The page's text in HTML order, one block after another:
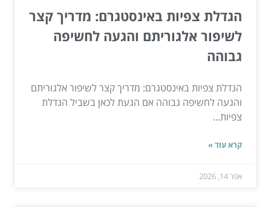
הגדלת צפיות באינסטגרם: מדריך קצר
לשיפור אלגוריתם והגעה לחשיפה
גבוהה
הגדלת צפיות באינסטגרם: מדריך קצר לשיפור אלגוריתם
והגעה לחשיפה גבוהה אם הגעת לכאן בשביל הגדלת
צפיות...
קרא עוד »
אפר 14, 2026